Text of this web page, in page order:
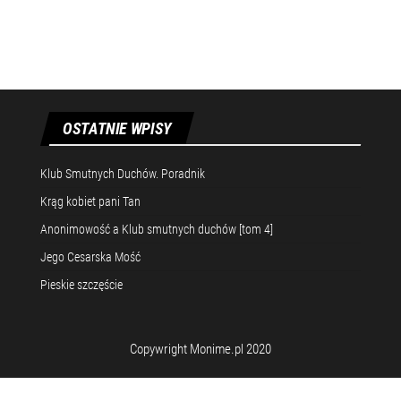
OSTATNIE WPISY
Klub Smutnych Duchów. Poradnik
Krąg kobiet pani Tan
Anonimowość a Klub smutnych duchów [tom 4]
Jego Cesarska Mość
Pieskie szczęście
Copywright Monime.pl 2020